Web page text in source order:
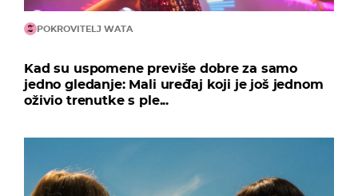
POKROVITELJ WATA
Kad su uspomene previše dobre za samo
jedno gledanje: Mali uređaj koji je još jednom
oživio trenutke s ple...